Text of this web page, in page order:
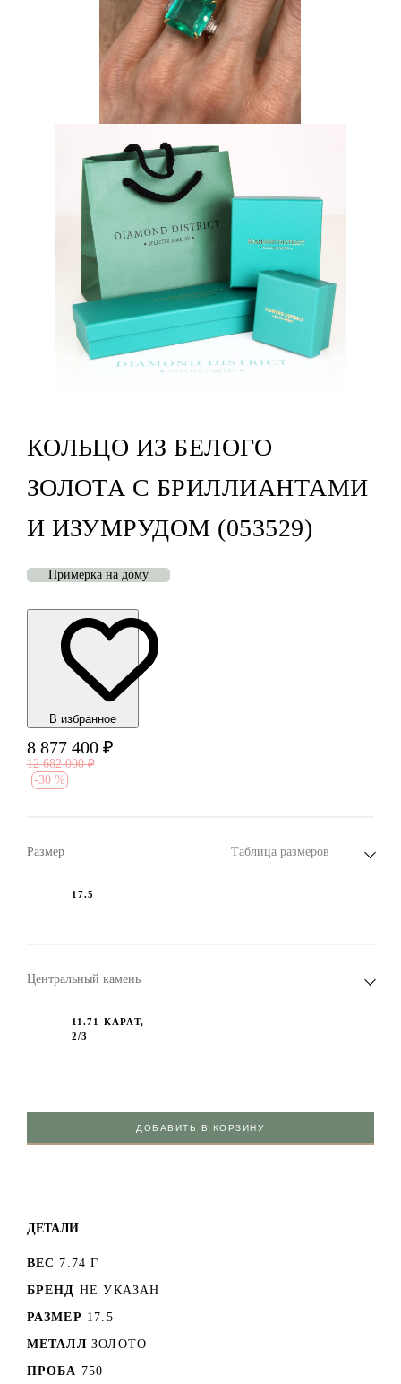
КОЛЬЦО ИЗ БЕЛОГО
ЗОЛОТА С БРИЛЛИАНТАМИ
И ИЗУМРУДОМ (053529)
Примерка на дому
В избранноe
8 877 400 ₽
12 682 000 ₽
-30 %
Размер Таблица размеров
17.5
Центральный камень
11.71 КАРАТ,
2/3
ДОБАВИТЬ В КОРЗИНУ
ДЕТАЛИ
ВЕС 7.74 Г
БРЕНД НЕ УКАЗАН
РАЗМЕР 17.5
МЕТАЛЛ ЗОЛОТО
ПРОБА 750